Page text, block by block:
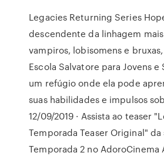
Legacies Returning Series
descendente da linhagem
vampiros, lobisomens e
Escola Salvatore para Jovens
um refúgio onde ela pode
suas habilidades e impulsos
12/09/2019 · Assista ao teaser
Temporada Teaser Original"
Temporada 2 no AdoroCinema